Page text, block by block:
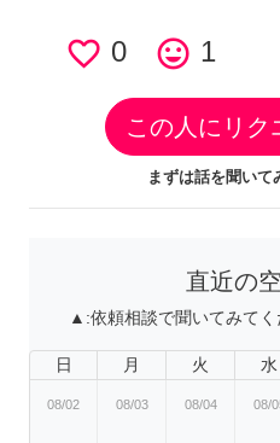
favorite_border 0 tag_faces 1
この人にリク
まずは話を聞いて
直近の
▲:依頼相談で聞いてみて
日 月 火 水
08/02 08/03 08/04 08/